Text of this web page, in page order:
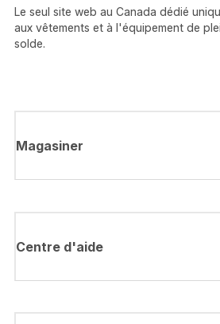
Le seul site web au Canada dédié
aux vêtements et à l'équipement de
solde.
Magasiner
Centre d'aide